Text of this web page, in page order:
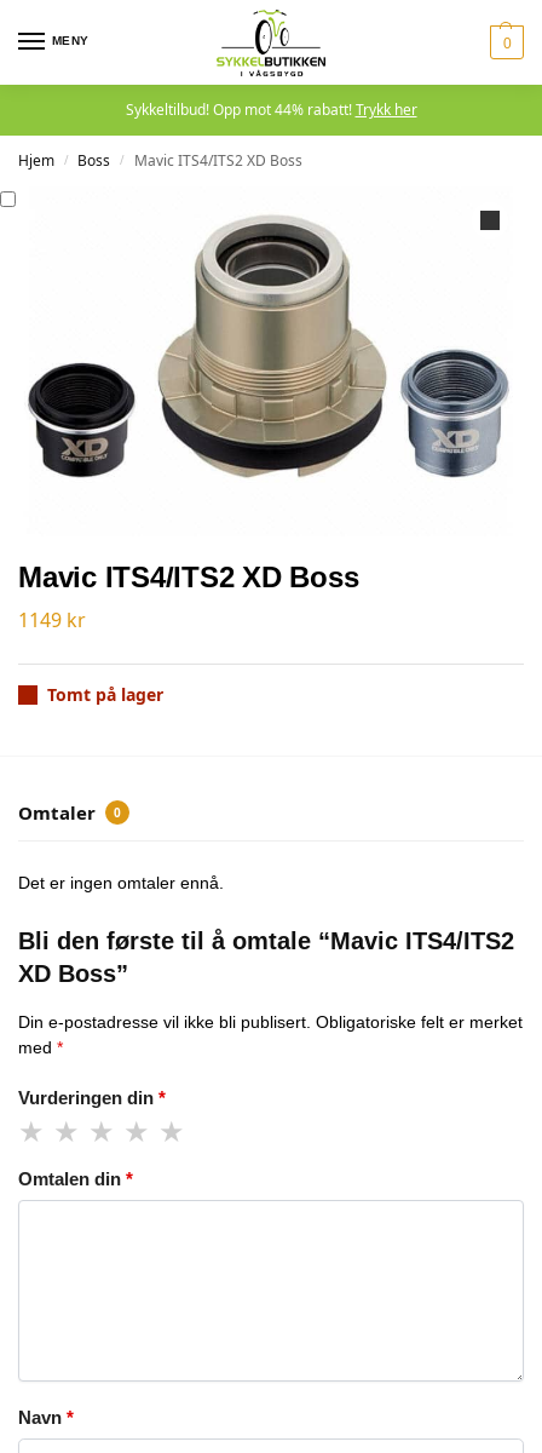
MENY 0
Sykkeltilbud! Opp mot 44% rabatt!Trykk her
Hjem / Boss / Mavic ITS4/ITS2 XD Boss
Mavic ITS4/ITS2 XD Boss
1149 kr
Tomt på lager
Omtaler 0
Det er ingen omtaler ennå.
Bli den første til å omtale “Mavic ITS4/ITS2
XD Boss”
Din e-postadresse vil ikke bli publisert. Obligatoriske felt er merket
med *
Vurderingen din *
Omtalen din *
Navn *